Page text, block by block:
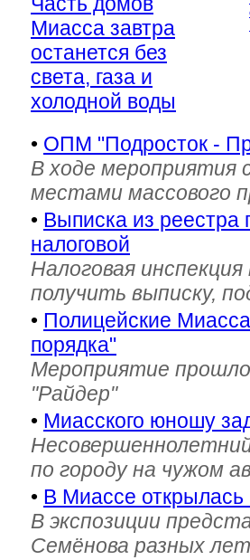
Миасса завтра
останется без
света, газа и
холодной воды
• ОПМ "Подросток -
В ходе мероприятия
местами массового
• Выписка из реестра
налоговой
Налоговая
получить выписку,
• Полицейские
порядка"
Мероприятие
"Райдер"
• Миасского юношу
по городу на чужом
• В Миассе
В экспозиции
Семёнова разных